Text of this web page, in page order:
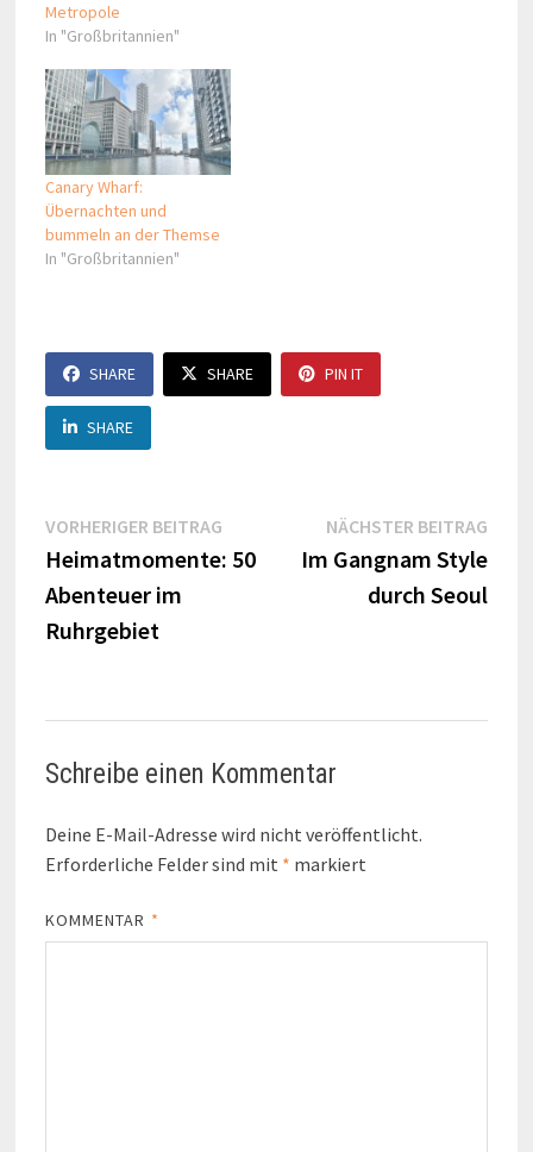
Metropole
In "Großbritannien"
Canary Wharf:
Übernachten und
bummeln an der Themse
In "Großbritannien"
SHARE SHARE PIN IT
SHARE
Beitragsnavigation
VORHERIGER BEITRAGVorheriger
Beitrag:
Heimatmomente: 50
Abenteuer im
Ruhrgebiet
NÄCHSTER BEITRAG
Im Gangnam Style
durch Seoul
Schreibe einen Kommentar
Deine E-Mail-Adresse wird nicht veröffentlicht.
Erforderliche Felder sind mit * markiert
KOMMENTAR *